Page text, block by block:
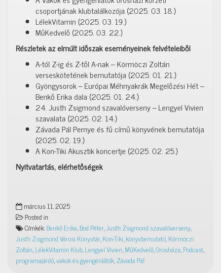
csoportjának klubtalálkozója (2025. 03. 18.)
LélekVitamin (2025. 03. 19.)
MűKedvelő (2025. 03. 22.)
Részletek az elmúlt időszak eseményeinek felvételeiből
A-tól Z-ig és Z-től A-nak – Körmöczi Zoltán
verseskötetének bemutatója (2025. 01. 21.)
Gyöngysorok – Európai Méhnyakrák Megelőzési Hét –
Benkő Erika dala (2025. 01. 24.)
24. Justh Zsigmond szavalóverseny – Lengyel Vivien
szavalata (2025. 02. 14.)
Závada Pál Pernye és fű című könyvének bemutatója
(2025. 02. 19.)
A Kon-Tiki Akusztik koncertje (2025. 02. 25.)
Nyitvatartás, elérhetőségek
március 11, 2025
Posted in
Címkék:Benkő Erika,Bod Péter,Justh Zsigmond szavalóverseny,
Justh Zsigmond Városi Könyvtár,Kon-Tiki,könyvbemutató,Körmöczi
Zoltán,LélekVitamin Klub,Lengyel Vivien,MűKedvelő,Orosháza,Podcast,
programajánló,vakok és gyengénlátók,Závada Pál